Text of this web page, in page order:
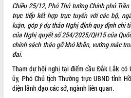
SỞ, BAN, NGÀNH
UBND CÁC XÃ, PHƯỜNG
THÔNG TIN CHỈ ĐẠO ĐIỀU HÀNH
HỆ THỐNG VĂN BẢN
VĂN BẢN HĐND TỈNH
Chiều 25/12, Phó Thủ tướng Chính phủ
trực tiếp kết hợp trực tuyến với các bộ,
luận, góp ý dự thảo Nghị định quy định chi
của Nghị quyết số 254/2025/QH15 của
chính sách tháo gỡ khó khăn, vướng mắc
đai.
Tham dự hội nghị tại điểm cầu Đắk Lắk có
ủy, Phó Chủ tịch Thường trực UBND tỉnh
diện lãnh đạo các sở, ngành liên quan.